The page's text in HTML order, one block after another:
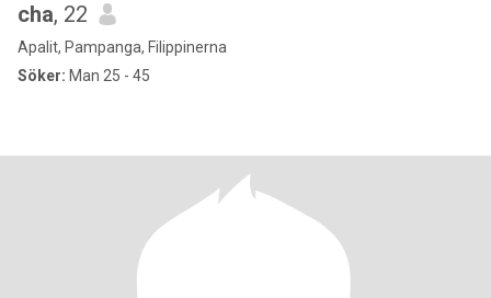
cha, 22
Apalit, Pampanga, Filippinerna
Söker: Man 25 - 45